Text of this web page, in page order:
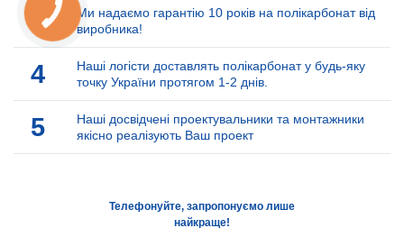
3
Ми надаємо гарантію 10 років на полікарбонат від
виробника!
4
Наші логісти доставлять полікарбонат у будь-яку
точку України протягом 1-2 днів.
5
Наші досвідчені проектувальники та монтажники
якісно реалізують Ваш проект
Телефонуйте, запропонуємо лише
найкраще!
КНОПКА
ЗВ'ЯЗКУ